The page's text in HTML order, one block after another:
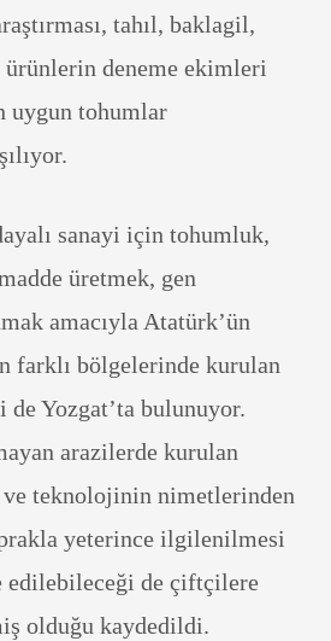
tahıl, baklagil,
deneme ekimleri
uygun tohumlar
sanayi için tohumluk,
üretmek, gen
amacıyla Atatürk’ün
farklı bölgelerinde kurulan
Yozgat’ta bulunuyor.
arazilerde kurulan
teknolojinin nimetlerinden
yeterince ilgilenilmesi
edilebileceği de çiftçilere
olduğu kaydedildi.